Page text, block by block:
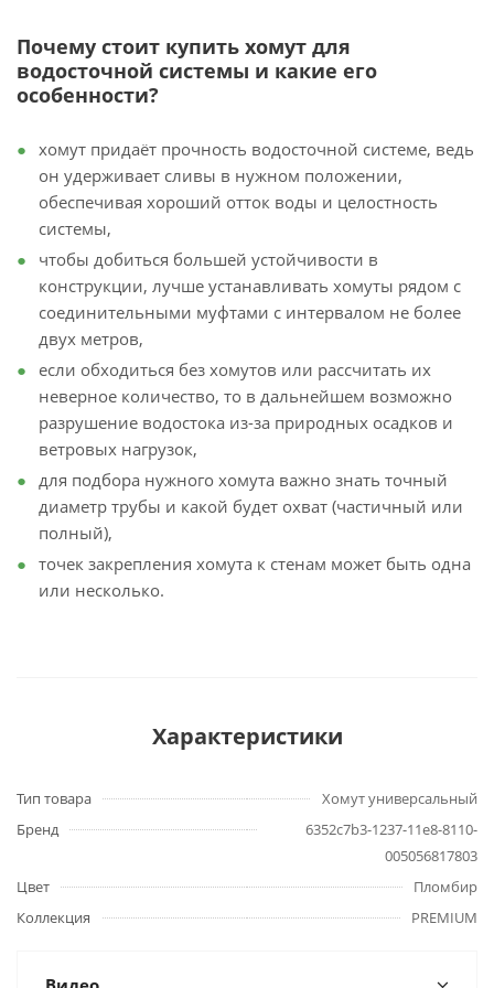
Почему стоит купить хомут для
водосточной системы и какие его
особенности?
хомут придаёт прочность водосточной системе, ведь
он удерживает сливы в нужном положении,
обеспечивая хороший отток воды и целостность
системы,
чтобы добиться большей устойчивости в
конструкции, лучше устанавливать хомуты рядом с
соединительными муфтами с интервалом не более
двух метров,
если обходиться без хомутов или рассчитать их
неверное количество, то в дальнейшем возможно
разрушение водостока из-за природных осадков и
ветровых нагрузок,
для подбора нужного хомута важно знать точный
диаметр трубы и какой будет охват (частичный или
полный),
точек закрепления хомута к стенам может быть одна
или несколько.
Характеристики
Тип товара
Хомут универсальный
Бренд
6352c7b3-1237-11e8-8110-
005056817803
Цвет
Пломбир
Коллекция
PREMIUM